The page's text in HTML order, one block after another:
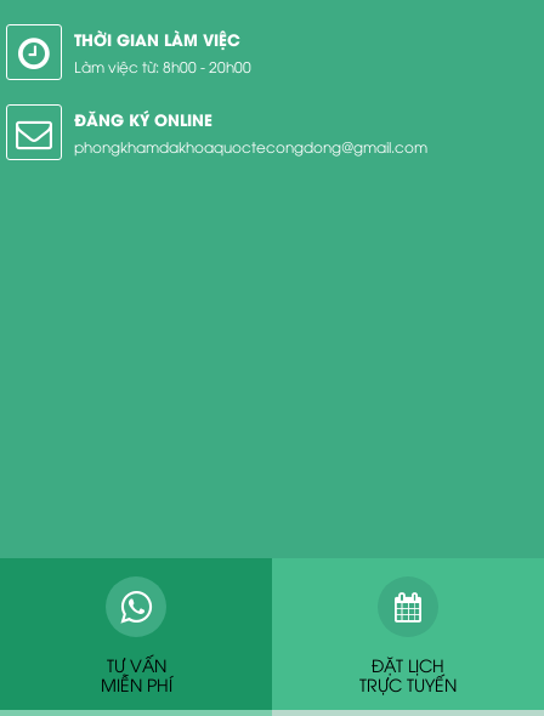
THỜI GIAN LÀM VIỆC
Làm việc từ: 8h00 - 20h00
ĐĂNG KÝ ONLINE
phongkhamdakhoaquoctecongdong@gmail.com
TƯ VẤN
MIỄN PHÍ
ĐẶT LỊCH
TRỰC TUYẾN